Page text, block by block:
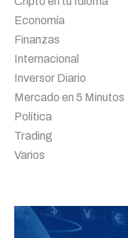
Economía
Finanzas
Internacional
Inversor Diario
Mercado en 5 Minutos
Política
Trading
Varios